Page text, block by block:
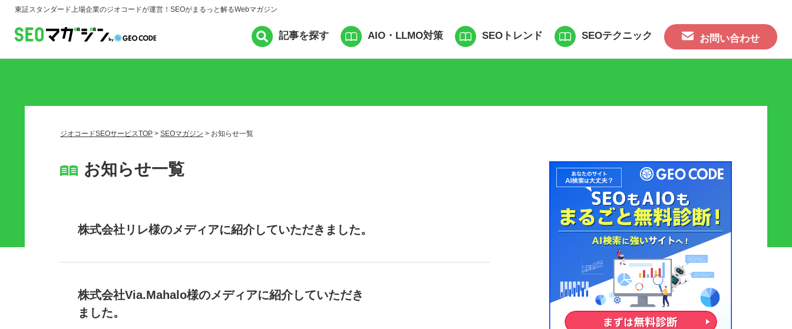
東証スタンダード上場企業のジオコードが運営！ SEOがまるっと解るWebマガジン
AIO・LLMO対策 SEOトレンド SEOテクニック お問い合わせ
記事を探す
ジオコードSEOサービスTOP > SEOマガジン > お知らせ一覧
お知らせ一覧
株式会社リレ様のメディアに紹介していただきました。
株式会社Via.Mahalo様のメディアに紹介していただき
ました。